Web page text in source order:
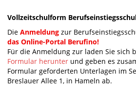
Vollzeitschulform
Die Anmeldung zur
das Online-Portal Berufino!
Für die Anmeldung zur laden Sie sich
Formular herunter und geben es
Formular geforderten Unterlagen im
Breslauer Allee 1, in Hameln ab.